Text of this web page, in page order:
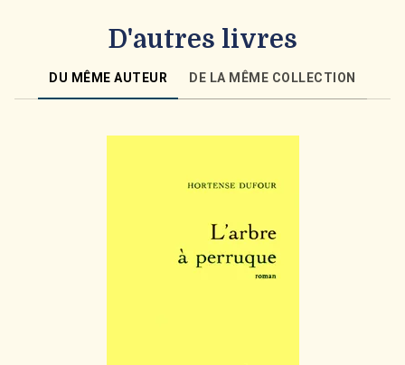
D'autres livres
DU MÊME AUTEUR DE LA MÊME COLLECTION